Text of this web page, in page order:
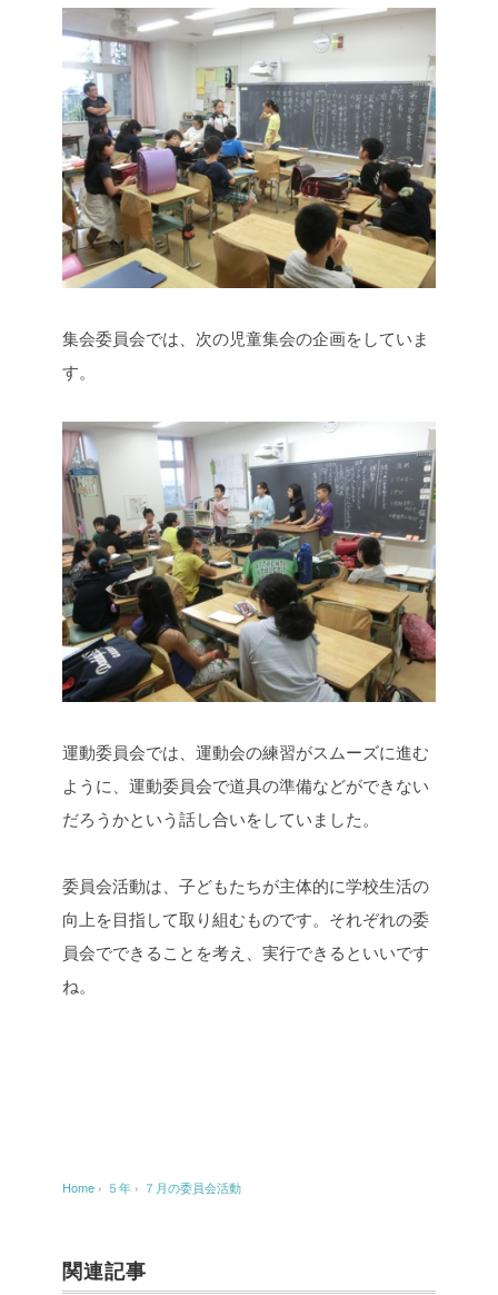
集会委員会では、次の児童集会の企画をしていま
す。
運動委員会では、運動会の練習がスムーズに進む
ように、運動委員会で道具の準備などができない
だろうかという話し合いをしていました。
委員会活動は、子どもたちが主体的に学校生活の
向上を目指して取り組むものです。それぞれの委
員会でできることを考え、実行できるといいです
ね。
Home › ５年 › ７月の委員会活動
関連記事